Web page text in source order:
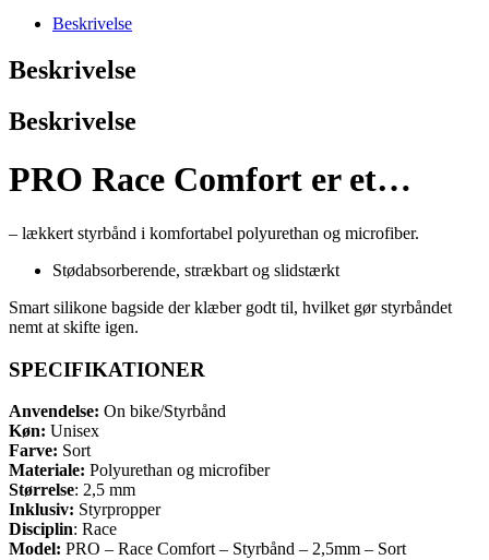
Beskrivelse
Beskrivelse
Beskrivelse
PRO Race Comfort er et…
– lækkert styrbånd i komfortabel polyurethan og microfiber.
Stødabsorberende, strækbart og slidstærkt
Smart silikone bagside der klæber godt til, hvilket gør styrbåndet
nemt at skifte igen.
SPECIFIKATIONER
Anvendelse: On bike/Styrbånd
Køn: Unisex
Farve: Sort
Materiale: Polyurethan og microfiber
Størrelse: 2,5 mm
Inklusiv: Styrpropper
Disciplin: Race
Model: PRO – Race Comfort – Styrbånd – 2,5mm – Sort